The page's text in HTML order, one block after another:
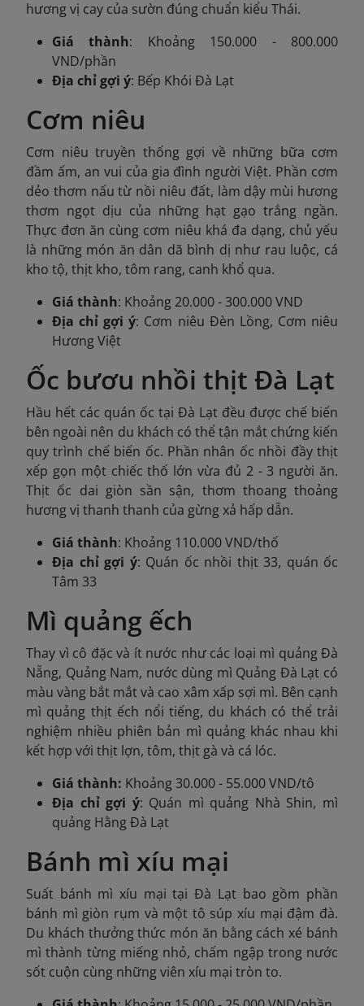
hương vị cay của sườn đúng chuẩn kiểu Thái.
Giá thành: Khoảng 150.000 - 800.000
VND/phần
Địa chỉ gợi ý: Bếp Khói Đà Lạt
Cơm niêu
Cơm niêu truyền thống gợi về những bữa cơm
đầm ấm, an vui của gia đình người Việt. Phần cơm
dẻo thơm nấu từ nồi niêu đất, làm dậy mùi hương
thơm ngọt dịu của những hạt gạo trắng ngần.
Thực đơn ăn cùng cơm niêu khá đa dạng, chủ yếu
là những món ăn dân dã bình dị như rau luộc, cá
kho tộ, thịt kho, tôm rang, canh khổ qua.
Giá thành: Khoảng 20.000 - 300.000 VND
Địa chỉ gợi ý: Cơm niêu Đèn Lồng, Cơm niêu
Hương Việt
Ốc bươu nhồi thịt Đà Lạt
Hầu hết các quán ốc tại Đà Lạt đều được chế biến
bên ngoài nên du khách có thể tận mắt chứng kiến
quy trình chế biến ốc. Phần nhân ốc nhồi đầy thịt
xếp gọn một chiếc thố lớn vừa đủ 2 - 3 người ăn.
Thịt ốc dai giòn sần sận, thơm thoang thoảng
hương vị thanh thanh của gừng xả hấp dẫn.
Giá thành: Khoảng 110.000 VND/thố
Địa chỉ gợi ý: Quán ốc nhồi thịt 33, quán ốc
Tâm 33
Mì quảng ếch
Thay vì cô đặc và ít nước như các loại mì quảng Đà
Nẵng, Quảng Nam, nước dùng mì Quảng Đà Lạt có
màu vàng bắt mắt và cao xâm xấp sợi mì. Bên cạnh
mì quảng thịt ếch nổi tiếng, du khách có thể trải
nghiệm nhiều phiên bản mì quảng khác nhau khi
kết hợp với thịt lợn, tôm, thịt gà và cá lóc.
Giá thành: Khoảng 30.000 - 55.000 VND/tô
Địa chỉ gợi ý: Quán mì quảng Nhà Shin, mì
quảng Hằng Đà Lạt
Bánh mì xíu mại
Suất bánh mì xíu mại tại Đà Lạt bao gồm phần
bánh mì giòn rụm và một tô súp xíu mại đậm đà.
Du khách thưởng thức món ăn bằng cách xé bánh
mì thành từng miếng nhỏ, chấm ngập trong nước
sốt cuộn cùng những viên xíu mại tròn to.